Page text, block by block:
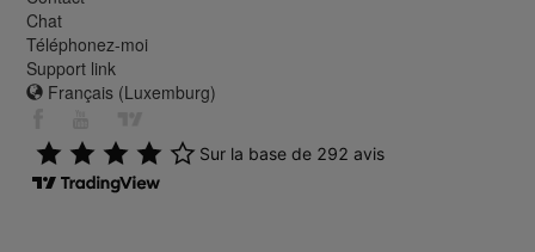
Chat
Téléphonez-moi
Support link
Français (Luxemburg)